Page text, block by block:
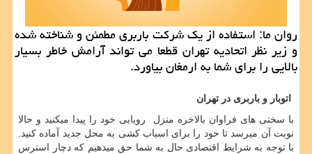
روان ما: استفاده از یك شركت باربری مطمئن و شناخته شده
و زیر نظر اتحادیه تهران قطعا می تواند آرامش خاطر بسیار
بالایی را برای شما به ارمغان بیاورد.
اتوبار و باربری در تهران
با سختی های فراوان بالاخره منزل رویایی خود را پیدا میکنید و حالا
نوبت آن میرسد تا خود را برای اسباب کشی به محل جدید آماده کنید.
با توجه به شرایط اقتصادی حال به شما حق میدهیم که دچار استرس